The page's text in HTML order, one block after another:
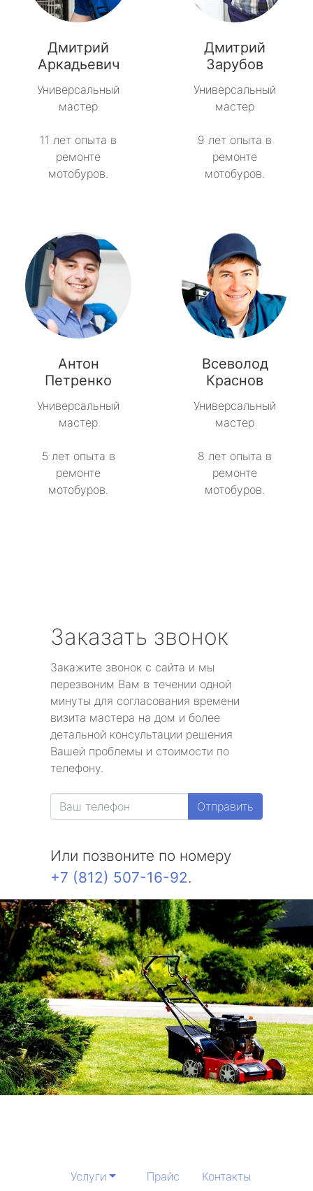
Дмитрий
Аркадьевич
Универсальный
мастер
11 лет опыта в
ремонте
мотобуров.
Дмитрий
Зарубов
Универсальный
мастер
9 лет опыта в
ремонте
мотобуров.
Антон
Петренко
Универсальный
мастер
5 лет опыта в
ремонте
мотобуров.
Всеволод
Краснов
Универсальный
мастер
8 лет опыта в
ремонте
мотобуров.
Заказать звонок
Закажите звонок с сайта и мы
перезвоним Вам в течении одной
минуты для согласования времени
визита мастера на дом и более
детальной консультации решения
Вашей проблемы и стоимости по
телефону.
Отправить
Или позвоните по номеру
+7 (812) 507-16-92.
Услуги Прайс Контакты